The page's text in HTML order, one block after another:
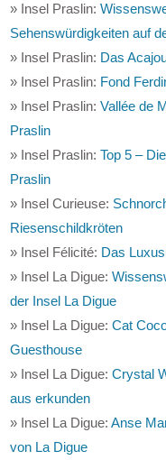
» Insel Praslin:
Sehenswürdigkeiten auf
» Insel Praslin: Das
» Insel Praslin: Fond
» Insel Praslin:Vallée de
Praslin
» Insel Praslin:Top 5 –
Praslin
» Insel Curieuse:
Riesenschildkröten
» Insel Félicité: Das
» Insel La Digue:
der Insel La Digue
» Insel La Digue:Cat
Guesthouse
» Insel La Digue:Crystal
aus erkunden
» Insel La Digue:Anse
von La Digue